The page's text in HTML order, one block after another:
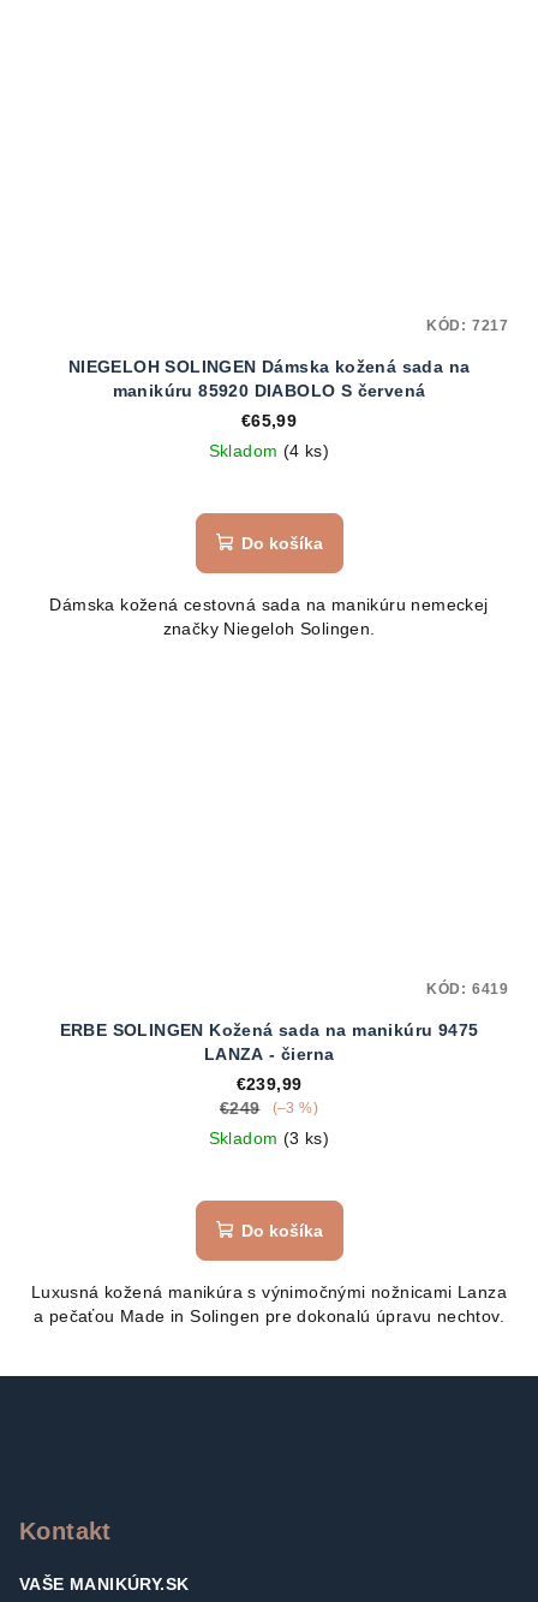
NIEGELOH SOLINGEN Dámska kožená sada na
manikúru 85920 DIABOLO S červená
€65,99
Skladom (4 ks)
Do košíka
Dámska kožená cestovná sada na manikúru nemeckej
značky Niegeloh Solingen.
KÓD: 7217
ERBE SOLINGEN Kožená sada na manikúru 9475
LANZA - čierna
€239,99
€249
(–3 %)
Skladom (3 ks)
Do košíka
Luxusná kožená manikúra s výnimočnými nožnicami Lanza
a pečaťou Made in Solingen pre dokonalú úpravu nechtov.
KÓD: 6419
Kontakt
VAŠE MANIKÚRY.SK